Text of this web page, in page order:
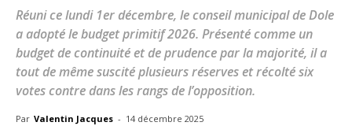
Réuni ce lundi 1er décembre, le conseil municipal de Dole
a adopté le budget primitif 2026. Présenté comme un
budget de continuité et de prudence par la majorité, il a
tout de même suscité plusieurs réserves et récolté six
votes contre dans les rangs de l’opposition.
Par Valentin Jacques - 14 décembre 2025